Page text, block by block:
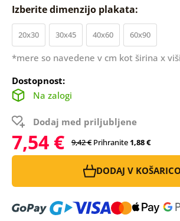
Izberite dimenzijo plakata:
20x30 30x45 40x60 60x90
*mere so navedene v cm kot širina x
Dostopnost:
Na zalogi
Dodaj med priljubljene
7,54 € 9,42 € Prihranite1,88 €
DODAJ V KOŠARICO